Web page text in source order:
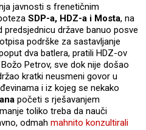
javnosti s frenetičnim
SDP-a, HDZ-a i Mosta, na
predsjednicu države banuo posve
podrške za sastavljanje
dva batlera, pratili HDZ-ov
Petrov, sve dok nije došao
kratki neusmeni govor u
i iz kojeg se nekako
početi s rješavanjem
toliko treba da nauči
odmah mahnito konzultirali